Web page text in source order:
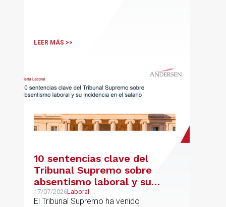
LEER MÁS >>
10 sentencias clave del
Tribunal Supremo sobre
absentismo laboral y su
incidencia en el salario
17/07/2026Laboral
El Tribunal Supremo ha venido